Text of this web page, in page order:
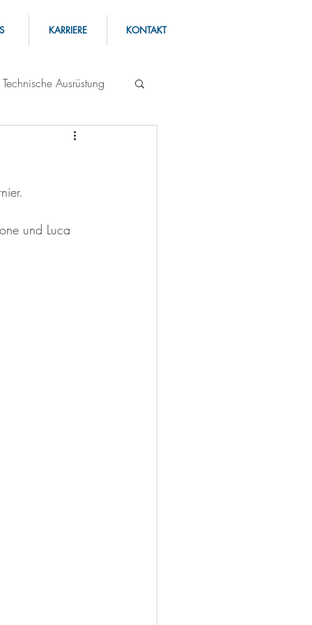
KARRIERE KONTAKT
Technische Ausrüstung
und Luca